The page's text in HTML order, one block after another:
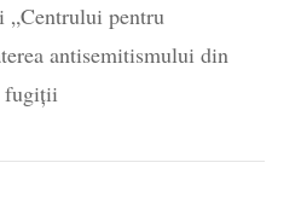
„Centrului pentru
antisemitismului din
fugiții